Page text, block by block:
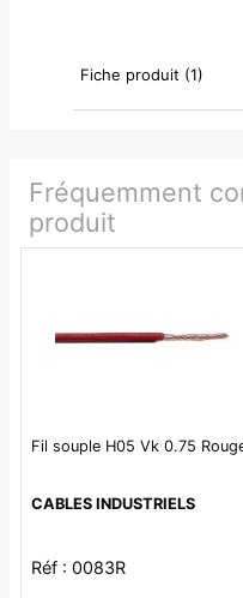
Fiche produit (1)
Fréquemment
produit
Fil souple H05 Vk 0.75
CABLES INDUSTRIELS
Réf : 0083R